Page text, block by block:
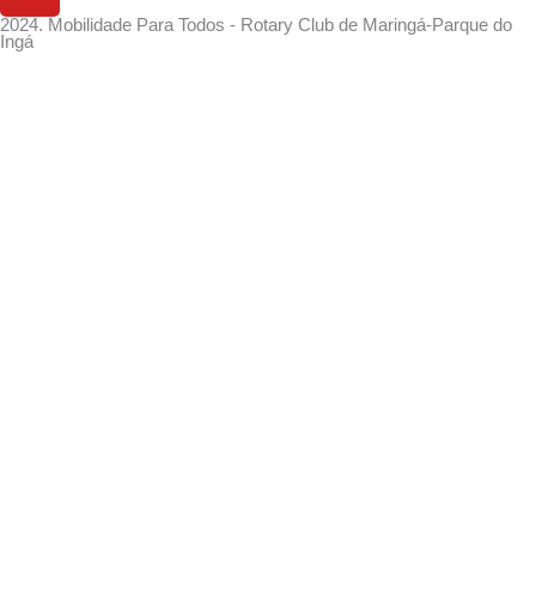
2024. Mobilidade Para Todos - Rotary Club de Maringá-Parque do
Ingá